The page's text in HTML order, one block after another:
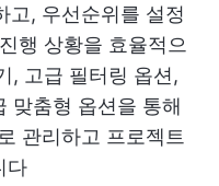
고, 우선순위를 설정
행 상황을 효율적으
, 고급 필터링 옵션,
맞춤형 옵션을 통해
관리하고 프로젝트
다